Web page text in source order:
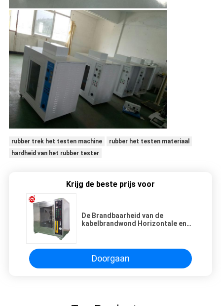
rubber trek het testen machine
rubber het testen materiaal
hardheid van het rubber tester
Krijg de beste prijs voor
De Brandbaarheid van de
kabelbrandwond Horizontale en
Doorgaan